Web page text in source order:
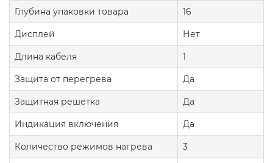
Глубина упаковки товара 16
Дисплей Нет
Длина кабеля 1
Защита от перегрева Да
Защитная решетка Да
Индикация включения Да
Количество режимов нагрева 3